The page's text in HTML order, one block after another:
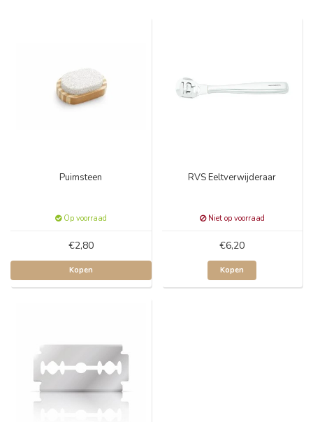
Puimsteen
Op voorraad
€2,80
Kopen
RVS Eeltverwijderaar
Niet op voorraad
€6,20
Kopen